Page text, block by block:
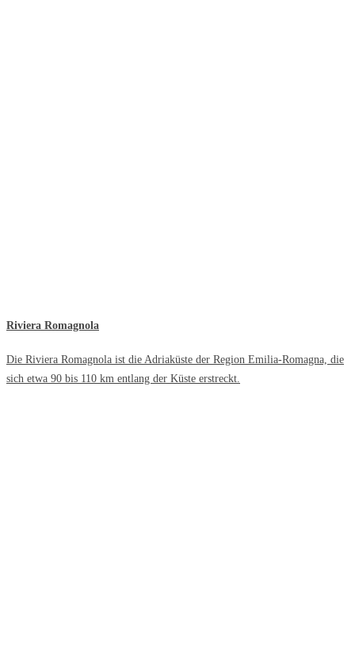
Riviera Romagnola
Die Riviera Romagnola ist die Adriaküste der Region Emilia-Romagna, die
sich etwa 90 bis 110 km entlang der Küste erstreckt.